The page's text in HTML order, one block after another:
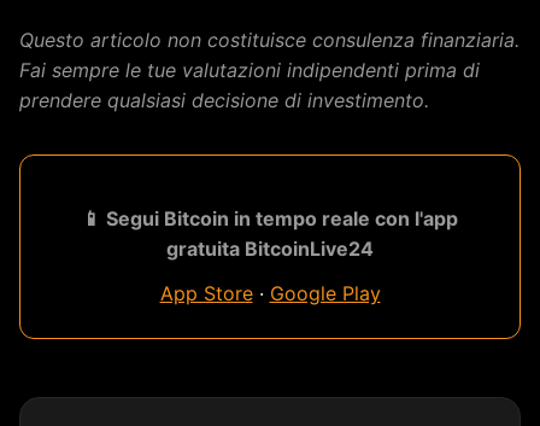
Questo articolo non costituisce consulenza finanziaria.
Fai sempre le tue valutazioni indipendenti prima di
prendere qualsiasi decisione di investimento.
📱 Segui Bitcoin in tempo reale con l'app
gratuita BitcoinLive24
App Store· Google Play